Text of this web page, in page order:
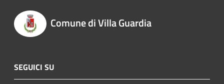
Comune di Villa Guardia
SEGUICI SU